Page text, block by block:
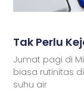
Tak Perlu
Jumat pagi di
biasa rutinitas
suhu air